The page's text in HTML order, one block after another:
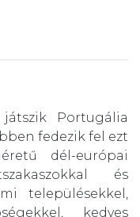
Portugália
fedezik fel ezt
dél-európai
és
településekkel,
kedves